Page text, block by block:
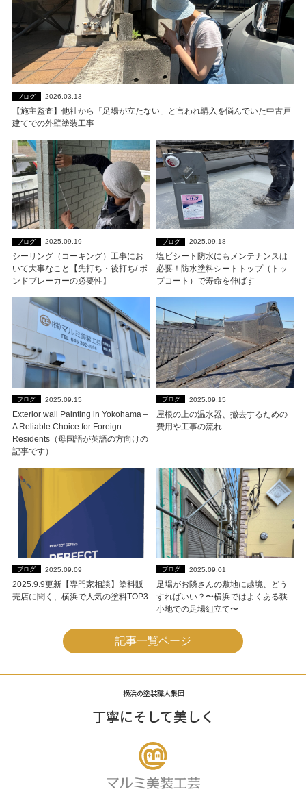
ブログ 2026.03.13
【施主監査】他社から「足場が立たない」と言われ購入を悩んでいた中古戸
建てでの外壁塗装工事
ブログ 2025.09.19
シーリング（コーキング）工事にお
いて大事なこと【先打ち・後打ち/ ボ
ンドブレーカーの必要性】
ブログ 2025.09.18
塩ビシート防水にもメンテナンスは
必要！防水塗料シートトップ（トッ
プコート）で寿命を伸ばす
ブログ 2025.09.15
Exterior wall Painting in Yokohama –
A Reliable Choice for Foreign
Residents（母国語が英語の方向けの
記事です）
ブログ 2025.09.15
屋根の上の温水器、撤去するための
費用や工事の流れ
ブログ 2025.09.09
2025.9.9更新【専門家相談】塗料販
売店に聞く、横浜で人気の塗料TOP3
ブログ 2025.09.01
足場がお隣さんの敷地に越境、どう
すればいい？〜横浜ではよくある狭
小地での足場組立て〜
記事一覧ページ
横浜の塗装職人集団
丁寧にそして美しく